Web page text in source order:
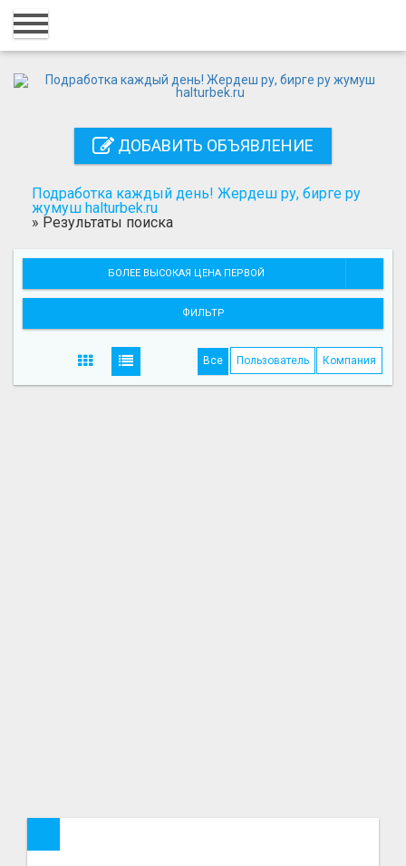
Главная
Контакты
Добавить объявление
Поиск
ДОБАВИТЬ ОБЪЯВЛЕНИЕ
Подработка каждый день! Жердеш ру, бирге ру
жумуш halturbek.ru
» Результаты поиска
БОЛЕЕ ВЫСОКАЯ ЦЕНА ПЕРВОЙ
ФИЛЬТР
Все Пользователь Компания